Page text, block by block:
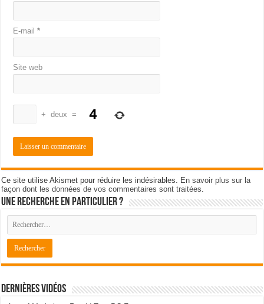
E-mail*
Site web
+ deux =
Ce site utilise Akismet pour réduire les indésirables. En savoir plus sur la
façon dont les données de vos commentaires sont traitées.
Une recherche en particulier ?
Dernières Vidéos